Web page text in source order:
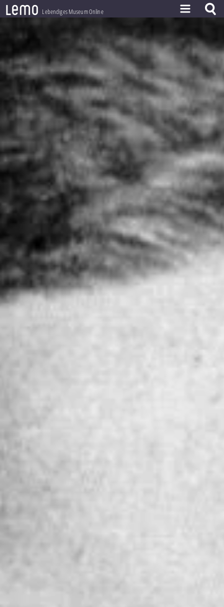
lemo Lebendiges Museum Online
ZEITSTRAHL
ZEITZEUGEN
BESTAND
LERNEN
PROJEKT